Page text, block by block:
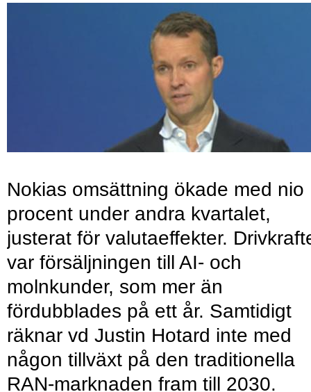
Nokias omsättning ökade med nio
procent under andra kvartalet,
justerat för valutaeffekter.
var försäljningen till AI- och
molnkunder, som mer än
fördubblades på ett år. Samtidigt
räknar vd Justin Hotard inte med
någon tillväxt på den traditionella
RAN-marknaden fram till 2030.